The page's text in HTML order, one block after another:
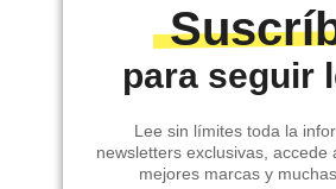
para seguir
Lee sin límites toda la
newsletters exclusivas, accede
mejores marcas y